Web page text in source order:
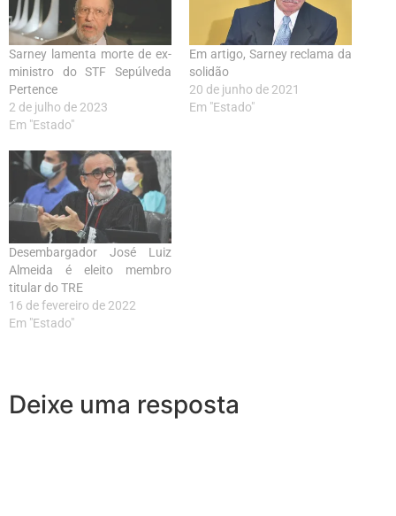
Sarney lamenta morte de ex-
ministro do STF Sepúlveda
Pertence
2 de julho de 2023
Em "Estado"
Em artigo, Sarney reclama da
solidão
20 de junho de 2021
Em "Estado"
Desembargador José Luiz
Almeida é eleito membro
titular do TRE
16 de fevereiro de 2022
Em "Estado"
Deixe uma resposta